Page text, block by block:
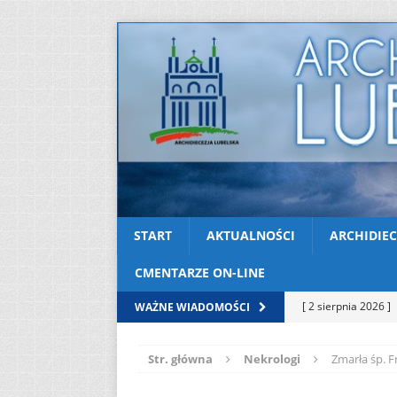
START AKTUALNOŚCI
CMENTARZE ON-LINE
WAŻNE WIADOMOŚCI [ 2 sierpnia 2026 ]
[ 2 sierpnia 2026 ]
Str. główna Nekrologi Zmarła śp.